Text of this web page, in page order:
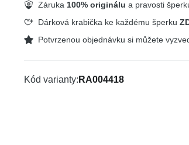
Záruka 100% originálu a pravosti
Dárková krabička ke každému šperku
Potvrzenou objednávku si můžete
Kód varianty RA004418